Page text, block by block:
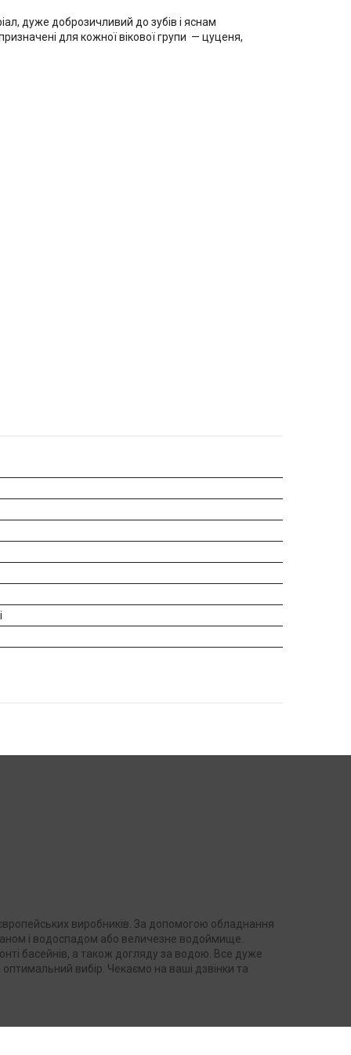
дуже доброзичливий до зубів і яснам
для кожної вікової групи — цуценя,
виробників. За допомогою обладнання
і водоспадом або величезне водоймище.
басейнів, а також догляду за водою. Все дуже
вибір. Чекаємо на ваші дзвінки та